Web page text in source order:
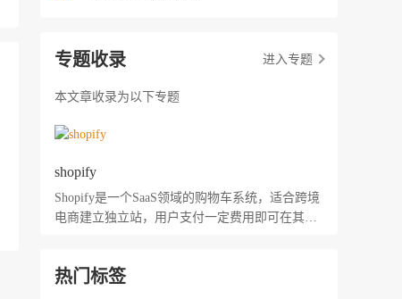
专题收录 进入专题
本文章收录为以下专题
shopify
Shopify是一个SaaS领域的购物车系统，适合跨境
电商建立独立站，用户支付一定费用即可在其上
热门标签